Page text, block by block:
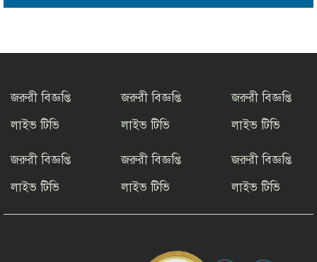
উদ্যোগের ডাক ইনফো বাংলার
আহমেদের জন্মদিনে ব্যতিক্রমী আত্মীয়
জরুরী বিজ্ঞপ্তি
লাইভ টিভি
জরুরী বিজ্ঞপ্তি
লাইভ টিভি
জরুরী বিজ্ঞপ্তি
লাইভ টিভি
জরুরী বিজ্ঞপ্তি
লাইভ টিভি
জরুরী বিজ্ঞপ্তি
লাইভ টিভি
জরুরী বিজ্ঞপ্তি
লাইভ টিভি